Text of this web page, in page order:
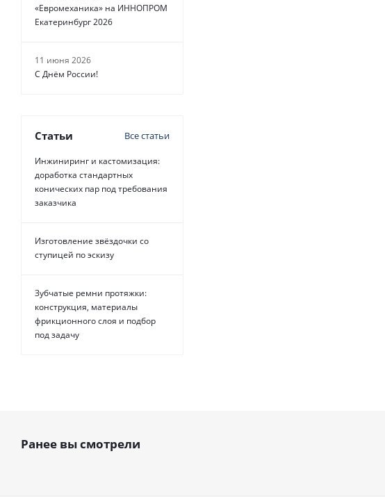
«Евромеханика» на ИННОПРОМ
Екатеринбург 2026
11 июня 2026
С Днём России!
Статьи Все статьи
Инжиниринг и кастомизация:
доработка стандартных
конических пар под требования
заказчика
Изготовление звёздочки со
ступицей по эскизу
Зубчатые ремни протяжки:
конструкция, материалы
фрикционного слоя и подбор
под задачу
Ранее вы смотрели